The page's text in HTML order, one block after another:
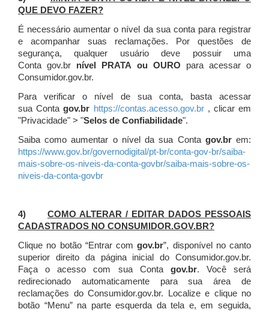
QUE DEVO FAZER?
É necessário aumentar o nível da sua conta para registrar
e acompanhar suas reclamações. Por questões de
segurança, qualquer usuário deve possuir uma
Conta gov.br nível PRATA ou OURO para acessar o
Consumidor.gov.br.
Para verificar o nível de sua conta, basta acessar
sua Contagov.br https://contas.acesso.gov.br, clicar em
"Privacidade" > "Selos de Confiabilidade".
Saiba como aumentar o nível da sua Conta gov.brem:
https://www.gov.br/governodigital/pt-br/conta-gov-br/saiba-
mais-sobre-os-niveis-da-conta-govbr/saiba-mais-sobre-os-
niveis-da-conta-govbr
4) COMO ALTERAR / EDITAR DADOS PESSOAIS
CADASTRADOS NO CONSUMIDOR.GOV.BR?
Clique no botão “Entrar comgov.br”, disponível no canto
superior direito da página inicial do Consumidor.gov.br.
Faça o acesso com sua Conta gov.br. Você será
redirecionado automaticamente para sua área de
reclamações do Consumidor.gov.br.
Localize e clique no
botão “Menu” na parte esquerda da tela e, em seguida,